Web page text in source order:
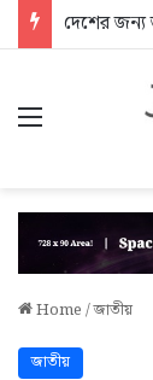
দেশের জন্য
Menu
Home/জাতীয়
জাতীয়